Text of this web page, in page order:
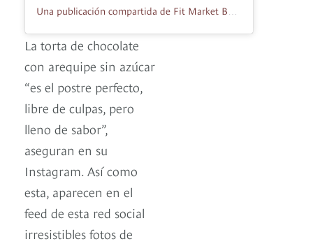
La torta de chocolate
con arequipe sin azúcar
“es el postre perfecto,
libre de culpas, pero
lleno de sabor”,
aseguran en su
Instagram. Así como
esta, aparecen en el
feed de esta red social
irresistibles fotos de